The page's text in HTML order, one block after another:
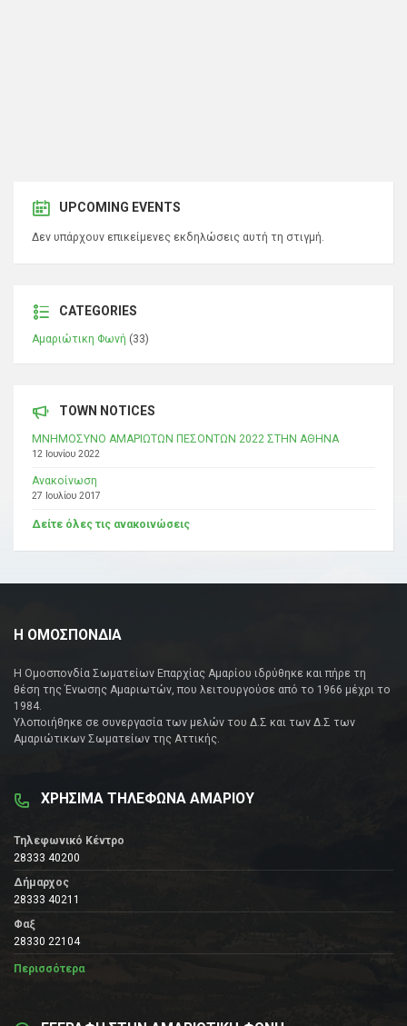
UPCOMING EVENTS
Δεν υπάρχουν επικείμενες εκδηλώσεις αυτή τη στιγμή.
CATEGORIES
Αμαριώτικη Φωνή (33)
TOWN NOTICES
ΜΝΗΜΟΣΥΝΟ ΑΜΑΡΙΩΤΩΝ ΠΕΣΟΝΤΩΝ 2022 ΣΤΗΝ ΑΘΗΝΑ
12 Ιουνίου 2022
Ανακοίνωση
27 Ιουλίου 2017
Δείτε όλες τις ανακοινώσεις
Η ΟΜΟΣΠΟΝΔΙΑ
Η Ομοσπονδία Σωματείων Επαρχίας Αμαρίου ιδρύθηκε και πήρε τη
θέση της Ένωσης Αμαριωτών, που λειτουργούσε από το 1966 μέχρι το
1984.
Υλοποιήθηκε σε συνεργασία των μελών του Δ.Σ και των Δ.Σ των
Αμαριώτικων Σωματείων της Αττικής.
ΧΡΗΣΙΜΑ ΤΗΛΕΦΩΝΑ ΑΜΑΡΙΟΥ
Τηλεφωνικό Κέντρο
28333 40200
Δήμαρχος
28333 40211
Φαξ
28330 22104
Περισσότερα